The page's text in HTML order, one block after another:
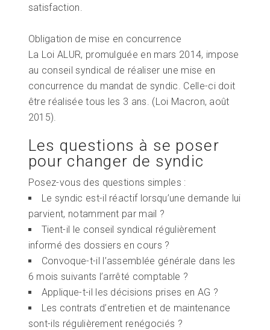
satisfaction.
Obligation de mise en concurrence
La Loi ALUR, promulguée en mars 2014, impose
au conseil syndical de réaliser une mise en
concurrence du mandat de syndic. Celle-ci doit
être réalisée tous les 3 ans. (Loi Macron, août
2015).
Les questions à se poser
pour changer de syndic
Posez-vous des questions simples :
Le syndic est-il réactif lorsqu’une demande lui
parvient, notamment par mail ?
Tient-il le conseil syndical régulièrement
informé des dossiers en cours ?
Convoque-t-il l’assemblée générale dans les
6 mois suivants l’arrêté comptable ?
Applique-t-il les décisions prises en AG ?
Les contrats d’entretien et de maintenance
sont-ils régulièrement renégociés ?